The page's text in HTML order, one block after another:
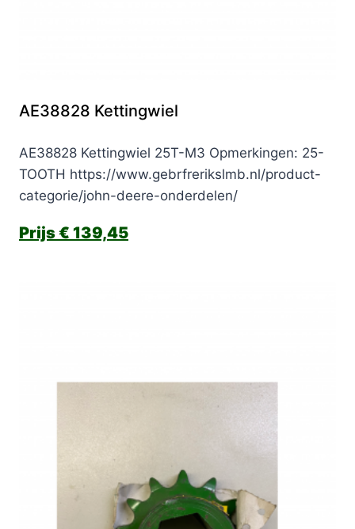
AE38828 Kettingwiel
AE38828 Kettingwiel 25T-M3 Opmerkingen: 25-
TOOTH https://www.gebrfrerikslmb.nl/product-
categorie/john-deere-onderdelen/
€ 139,45